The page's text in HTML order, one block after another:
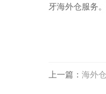
牙海外仓服务
上一篇： 海外